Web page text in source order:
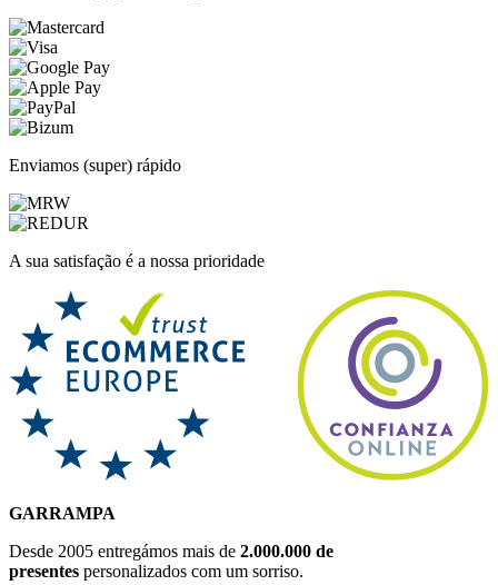
Enviamos (super) rápido
A sua satisfação é a nossa prioridade
GARRAMPA
Desde 2005 entregámos mais de 2.000.000 de
presentes personalizados com um sorriso.